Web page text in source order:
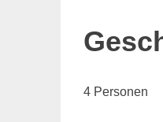
4 Personen